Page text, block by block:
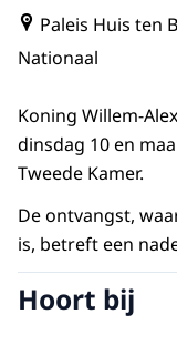
Paleis Huis ten
Nationaal
Koning Willem-
dinsdag 10 en
Tweede Kamer.
De ontvangst,
is, betreft een
Hoort bij